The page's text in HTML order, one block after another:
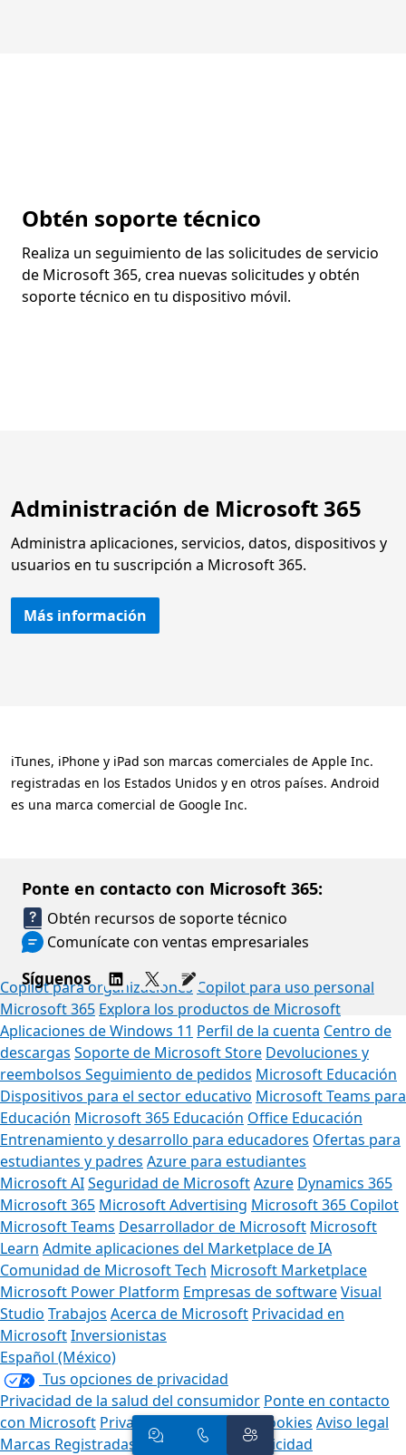
Obtén soporte técnico
Realiza un seguimiento de las solicitudes de servicio
de Microsoft 365, crea nuevas solicitudes y obtén
soporte técnico en tu dispositivo móvil.
Administración de Microsoft 365
Administra aplicaciones, servicios, datos, dispositivos y
usuarios en tu suscripción a Microsoft 365.
Más información
iTunes, iPhone y iPad son marcas comerciales de Apple Inc.
registradas en los Estados Unidos y en otros países. Android
es una marca comercial de Google Inc.
Ponte en contacto con Microsoft 365:
Obtén recursos de soporte técnico
Comunícate con ventas empresariales
Síguenos
Copilot para organizaciones Copilot para uso personal
Microsoft 365 Explora los productos de Microsoft
Aplicaciones de Windows 11 Perfil de la cuenta Centro de
descargas Soporte de Microsoft Store Devoluciones y
reembolsos Seguimiento de pedidos Microsoft Educación
Dispositivos para el sector educativo Microsoft Teams para
Educación Microsoft 365 Educación Office Educación
Entrenamiento y desarrollo para educadores Ofertas para
estudiantes y padres Azure para estudiantes
Microsoft AISeguridad de MicrosoftAzure Dynamics 365
Microsoft 365 Microsoft Advertising Microsoft 365 Copilot
Microsoft Teams Desarrollador de Microsoft Microsoft
Learn Admite aplicaciones del Marketplace de IA
Comunidad de Microsoft Tech Microsoft Marketplace
Microsoft Power Platform Empresas de softwareVisual
Studio Trabajos Acerca de Microsoft Privacidad en
MicrosoftInversionistas
Español (México)
Tus opciones de privacidad
Privacidad de la salud del consumidor Ponte en contacto
con Microsoft Privacidad Administrar cookies Aviso legal
Marcas Registradas
Sobre nuestra publicidad